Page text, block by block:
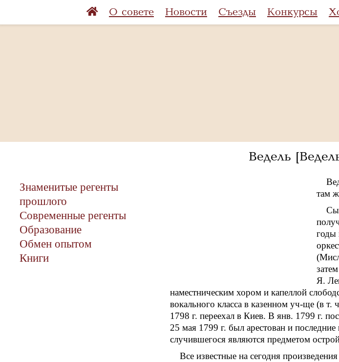
О совете Новости Съезды Конкурсы
Ведель
Знаменитые регенты
прошлого
Современные регенты
Образование
Обмен опытом
Книги
там
годы
Я.
наместническим хором и капеллой
вокального класса в казенном уч-ще (в
1798 г. переехал в Киев. В янв. 1799 г.
25 мая 1799 г. был арестован и
случившегося являются предметом
Все известные на сегодня